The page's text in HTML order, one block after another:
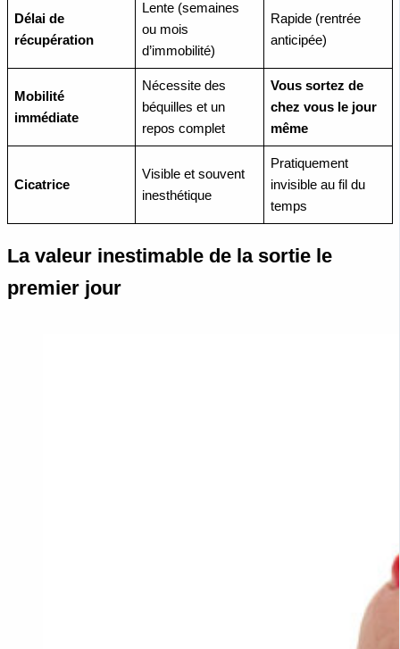
Délai de
récupération
Lente (semaines
ou mois
d’immobilité)
Rapide (rentrée
anticipée)
Mobilité
immédiate
Nécessite des
béquilles et un
repos complet
Vous sortez de
chez vous le jour
même
Cicatrice
Visible et souvent
inesthétique
Pratiquement
invisible au fil du
temps
La valeur inestimable de la sortie le
premier jour